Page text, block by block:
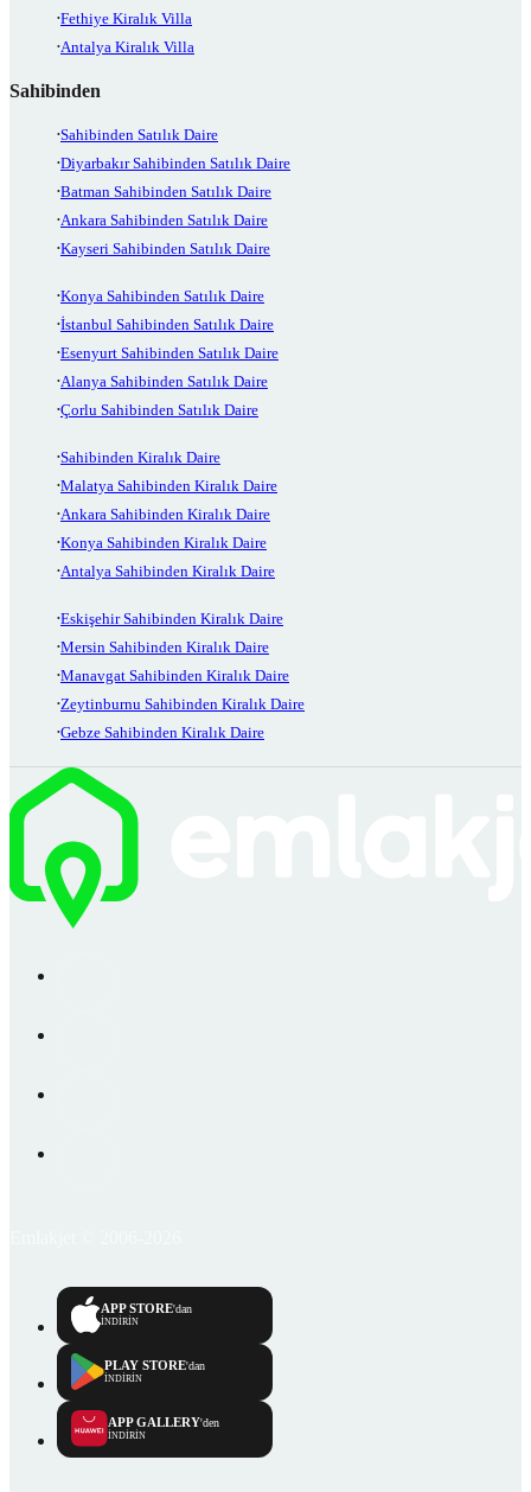
Fethiye Kiralık Villa
Antalya Kiralık Villa
Sahibinden
Sahibinden Satılık Daire
Diyarbakır Sahibinden Satılık Daire
Batman Sahibinden Satılık Daire
Ankara Sahibinden Satılık Daire
Kayseri Sahibinden Satılık Daire
Konya Sahibinden Satılık Daire
İstanbul Sahibinden Satılık Daire
Esenyurt Sahibinden Satılık Daire
Alanya Sahibinden Satılık Daire
Çorlu Sahibinden Satılık Daire
Sahibinden Kiralık Daire
Malatya Sahibinden Kiralık Daire
Ankara Sahibinden Kiralık Daire
Konya Sahibinden Kiralık Daire
Antalya Sahibinden Kiralık Daire
Eskişehir Sahibinden Kiralık Daire
Mersin Sahibinden Kiralık Daire
Manavgat Sahibinden Kiralık Daire
Zeytinburnu Sahibinden Kiralık Daire
Gebze Sahibinden Kiralık Daire
APP STORE'dan
İNDİRİN
PLAY STORE'dan
İNDİRİN
APP GALLERY'den
İNDİRİN